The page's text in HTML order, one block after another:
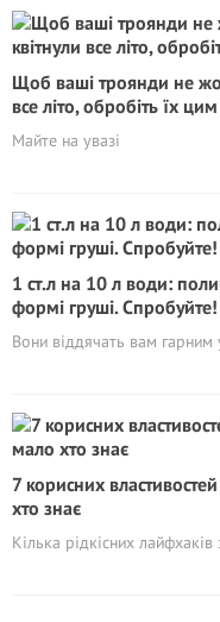
Щоб ваші троянди не
все літо, обробіть їх
Майте на увазі
1 ст.л на 10 л води:
формі груші. Спробуйте!
Вони віддячать вам
7 корисних
хто знає
Кілька рідкісних